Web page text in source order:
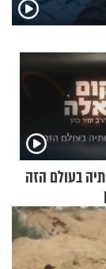
בעולם הזה